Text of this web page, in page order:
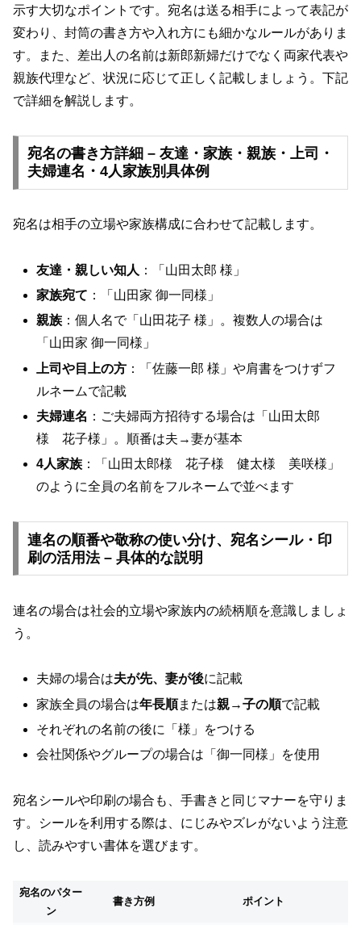
示す大切なポイントです。宛名は送る相手によって表記が
変わり、封筒の書き方や入れ方にも細かなルールがありま
す。また、差出人の名前は新郎新婦だけでなく両家代表や
親族代理など、状況に応じて正しく記載しましょう。下記
で詳細を解説します。
宛名の書き方詳細 – 友達・家族・親族・上司・
夫婦連名・4人家族別具体例
宛名は相手の立場や家族構成に合わせて記載します。
友達・親しい知人 ：「山田太郎 様」
家族宛て ：「山田家 御一同様」
親族 ：個人名で「山田花子 様」。複数人の場合は
「山田家 御一同様」
上司や目上の方 ：「佐藤一郎 様」や肩書をつけずフ
ルネームで記載
夫婦連名 ：ご夫婦両方招待する場合は「山田太郎
様 花子様」。順番は夫→妻が基本
4人家族 ：「山田太郎様 花子様 健太様 美咲様」
のように全員の名前をフルネームで並べます
連名の順番や敬称の使い分け、宛名シール・印
刷の活用法 – 具体的な説明
連名の場合は社会的立場や家族内の続柄順を意識しましょ
う。
夫婦の場合は夫が先、妻が後に記載
家族全員の場合は年長順または親→子の順で記載
それぞれの名前の後に「様」をつける
会社関係やグループの場合は「御一同様」を使用
宛名シールや印刷の場合も、手書きと同じマナーを守りま
す。シールを利用する際は、にじみやズレがないよう注意
し、読みやすい書体を選びます。
宛名のパター
ン
書き方例 ポイント